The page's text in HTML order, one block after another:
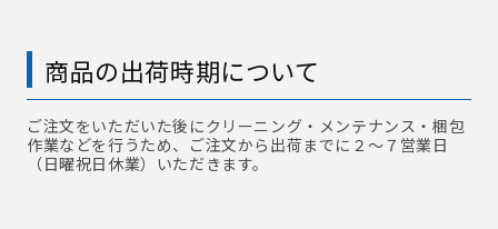
商品の出荷時期について
ご注文をいただいた後にクリーニング・メンテナンス・梱包
作業などを行うため、ご注文から出荷までに２～７営業日
（日曜祝日休業）いただきます。